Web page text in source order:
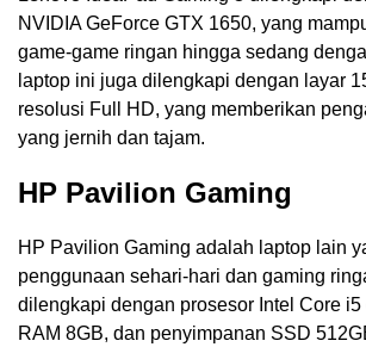
NVIDIA GeForce GTX 1650, yang
game-game ringan hingga sedang
laptop ini juga dilengkapi dengan layar
resolusi Full HD, yang memberikan
yang jernih dan tajam.
HP Pavilion Gaming
HP Pavilion Gaming adalah laptop lain
penggunaan sehari-hari dan gaming
dilengkapi dengan prosesor Intel Core i5
RAM 8GB, dan penyimpanan SSD